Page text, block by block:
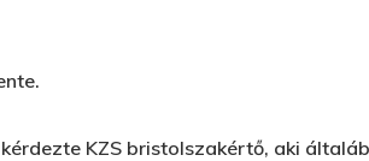
KZS bristolszakértő, aki